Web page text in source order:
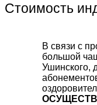
Стоимость
В связи с
большой
Ушинского,